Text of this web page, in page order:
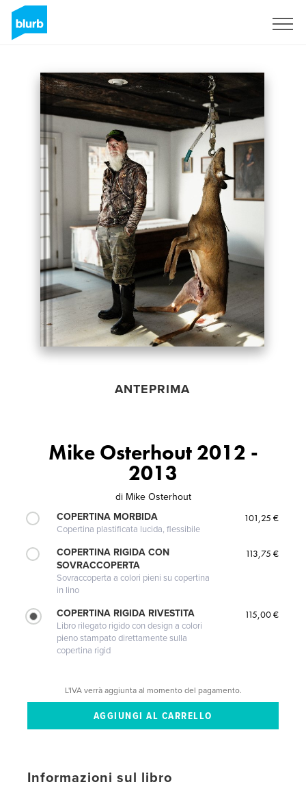
ANTEPRIMA
Mike Osterhout 2012 -
2013
di Mike Osterhout
COPERTINA MORBIDA
Copertina plastificata lucida, flessibile
101,25 €
COPERTINA RIGIDA CON
SOVRACCOPERTA
Sovraccoperta a colori pieni su copertina
in lino
113,75 €
COPERTINA RIGIDA RIVESTITA
Libro rilegato rigido con design a colori
pieno stampato direttamente sulla
copertina rigid
115,00 €
L'IVA verrà aggiunta al momento del pagamento.
Informazioni sul libro